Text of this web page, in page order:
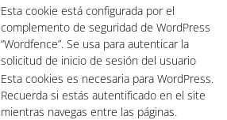
Esta cookie está configurada por el
complemento de seguridad de WordPress
“Wordfence”. Se usa para autenticar la
solicitud de inicio de sesión del usuario
Esta cookies es necesaria para WordPress.
Recuerda si estás autentificado en el site
mientras navegas entre las páginas.